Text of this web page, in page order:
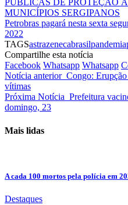
PÚBLICAS DE PROTEÇÃO
MUNICÍPIOS SERGIPANOS
Petrobras pagará nesta sexta
2022
TAGSastrazenecabrasilpandemia
Compartilhe esta notícia
Facebook Whatsapp Whatsapp
Notícia anterior Congo:
vítimas
Próxima Notícia Prefeitura
domingo, 23
Mais lidas
A cada 100 mortos pela polícia em
Destaques